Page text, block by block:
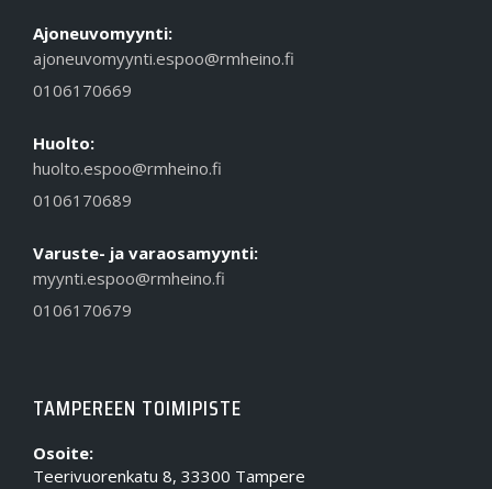
Ajoneuvomyynti:
ajoneuvomyynti.espoo@rmheino.fi
0106170669
Huolto:
huolto.espoo@rmheino.fi
0106170689
Varuste- ja varaosamyynti:
myynti.espoo@rmheino.fi
0106170679
TAMPEREEN TOIMIPISTE
Osoite:
Teerivuorenkatu 8, 33300 Tampere